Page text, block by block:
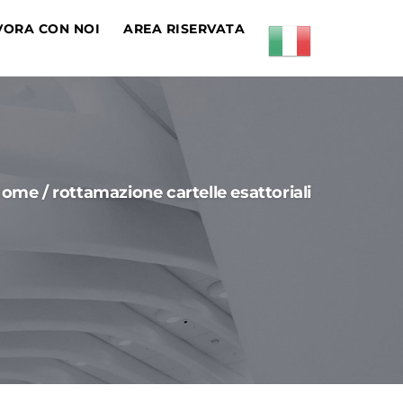
CON NOI AREA RISERVATA
/ rottamazione cartelle esattoriali